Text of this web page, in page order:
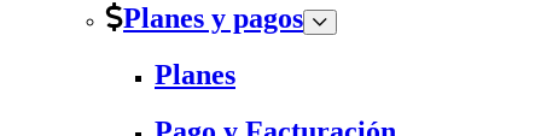
Planes y pagos
Planes